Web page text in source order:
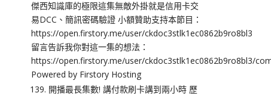
高
或
降
音
139. 開播最長集數! 講付款刷卡講到兩小時 歷